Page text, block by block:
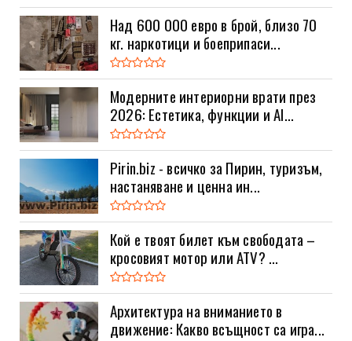
Над 600 000 евро в брой, близо 70
кг. наркотици и боеприпаси...
Модерните интериорни врати през
2026: Естетика, функции и AI...
Pirin.biz - всичко за Пирин, туризъм,
настаняване и ценна ин...
Кой е твоят билет към свободата –
кросовият мотор или ATV? ...
Архитектура на вниманието в
движение: Какво всъщност са игра...